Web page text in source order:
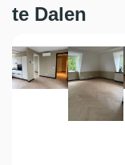
te Dalen